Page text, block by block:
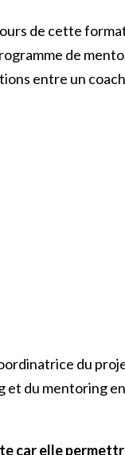
de cette
de
entre un
du
et du mentoring
car elle